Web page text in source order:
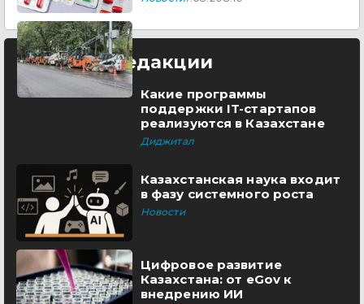
Выбор редакции
Какие программы
поддержки IT-стартапов
реализуются в Казахстане
Диджитал
Казахстанская наука входит
в фазу системного роста
Новости
Цифровое развитие
Казахстана: от eGov к
внедрению ИИ